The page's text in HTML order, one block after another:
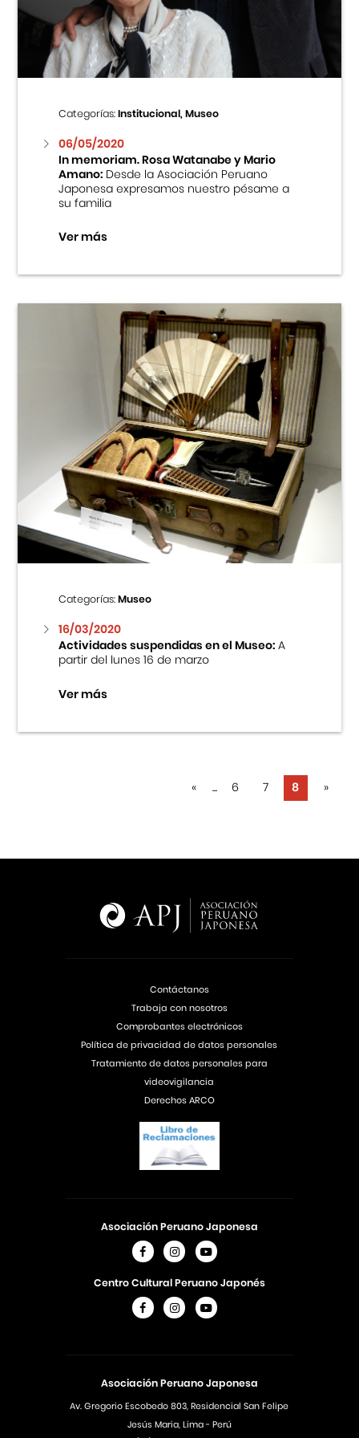
Centro Cultural Peruano Japonés
Cursos
Museo de la Inmigración Japonesa
Fondo Editorial
Teatro Peruano Japonés
Categorías:Institucional, Museo
06/05/2020
In memoriam. Rosa Watanabe y Mario
Amano:Desde la Asociación Peruano
Japonesa expresamos nuestro pésame a
su familia
Ver más
Categorías:Museo
16/03/2020
Actividades suspendidas en el Museo:A
partir del lunes 16 de marzo
Ver más
« ... 6 7 8 »
Asociación Peruano Japonesa
Av. Gregorio Escobedo 803, Residencial San Felipe
Jesús Maria, Lima - Perú
Asociación Peruano Japonesa
Centro Cultural Peruano Japonés
Contáctanos
Trabaja con nosotros
Comprobantes electrónicos
Política de privacidad de datos personales
Tratamiento de datos personales para
videovigilancia
Derechos ARCO